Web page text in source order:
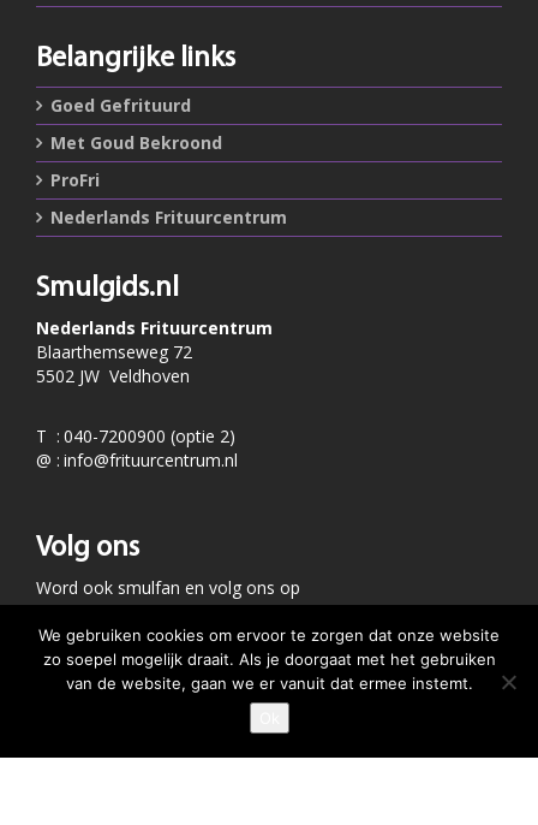
GEEF JE SMULSCORE
Belangrijke links
Goed Gefrituurd
Met Goud Bekroond
ProFri
Nederlands Frituurcentrum
Smulgids.nl
Nederlands Frituurcentrum
Blaarthemseweg 72
5502 JW Veldhoven
T : 040-7200900 (optie 2)
@ : info@frituurcentrum.nl
Volg ons
Word ook smulfan en volg ons op
We gebruiken cookies om ervoor te zorgen dat onze website
zo soepel mogelijk draait. Als je doorgaat met het gebruiken
van de website, gaan we er vanuit dat ermee instemt.